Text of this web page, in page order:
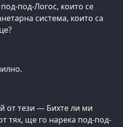
под-Логос, които се
система, които са
от тези — Бихте ли ми
тях, ще го нарека под-под-